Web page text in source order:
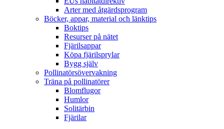
Arter med åtgärdsprogram
Böcker, appar, material och länktips
Boktips
Resurser på nätet
Fjärilsappar
Köpa fjärilsprylar
Bygg själv
Pollinatörsövervakning
Träna på pollinatörer
Blomflugor
Humlor
Solitärbin
Fjärilar